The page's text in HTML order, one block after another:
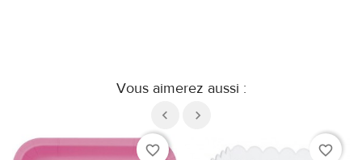
Vous aimerez aussi :
favorite_border favorite_border